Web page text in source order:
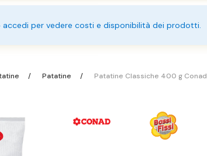
accedi per vedere costi e disponibilità dei prodotti.
Patatine Patatine Classiche 400 g Conad